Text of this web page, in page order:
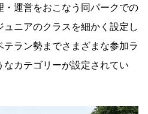
運営をおこなう同パークでの
ニアのクラスを細かく設定し
ラン勢までさまざまな参加ラ
カテゴリーが設定されてい